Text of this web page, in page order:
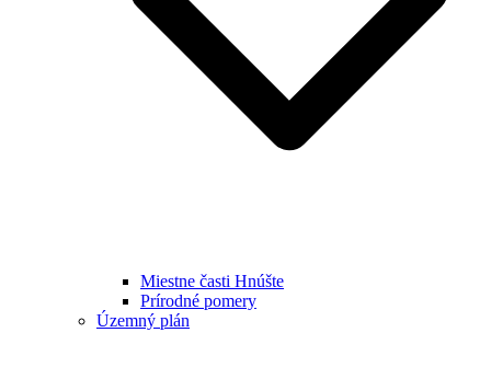
Miestne časti Hnúšte
Prírodné pomery
Územný plán